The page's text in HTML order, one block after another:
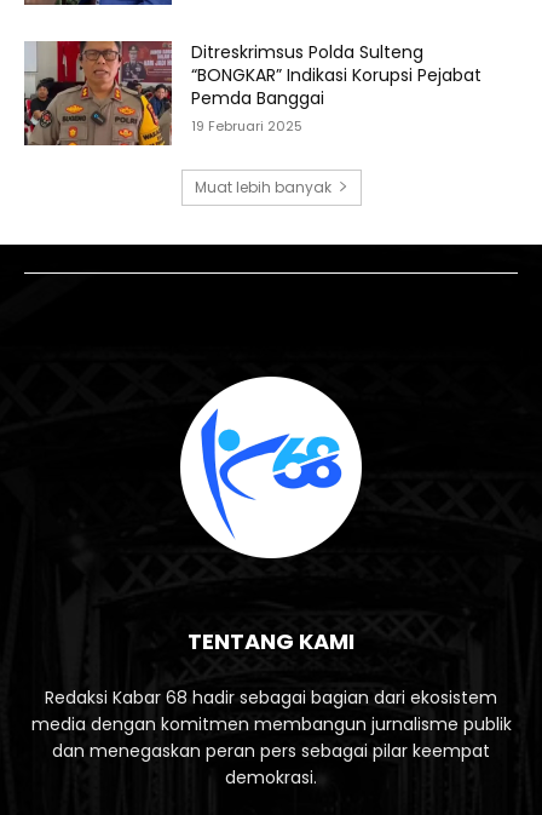
Ditreskrimsus Polda Sulteng
“BONGKAR” Indikasi Korupsi Pejabat
Pemda Banggai
19 Februari 2025
Muat lebih banyak
TENTANG KAMI
Redaksi Kabar 68 hadir sebagai bagian dari ekosistem
media dengan komitmen membangun jurnalisme publik
dan menegaskan peran pers sebagai pilar keempat
demokrasi.